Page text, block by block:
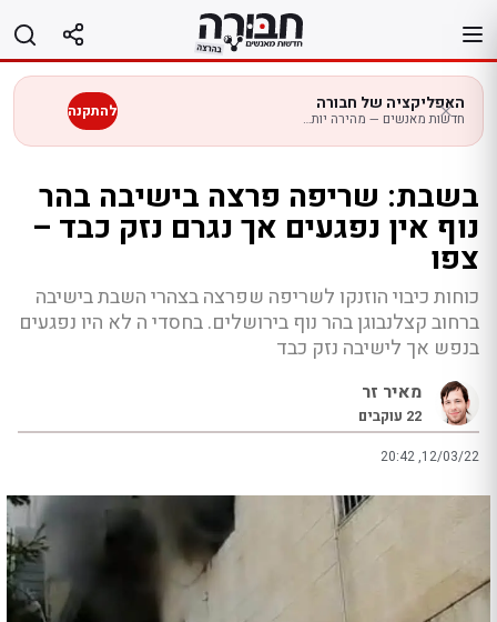
לתוכן
האפליקציה של חבורה
חדשות מאנשים — מהירה יותר בנייד להתקנה
בשבת: שריפה פרצה בישיבה בהר
נוף אין נפגעים אך נגרם נזק כבד –
צפו
כוחות כיבוי הוזנקו לשריפה שפרצה בצהרי השבת בישיבה
ברחוב קצלנבוגן בהר נוף בירושלים. בחסדי ה לא היו נפגעים
בנפש אך לישיבה נזק כבד
מאיר זר
22 עוקבים
20:42 ,12/03/22